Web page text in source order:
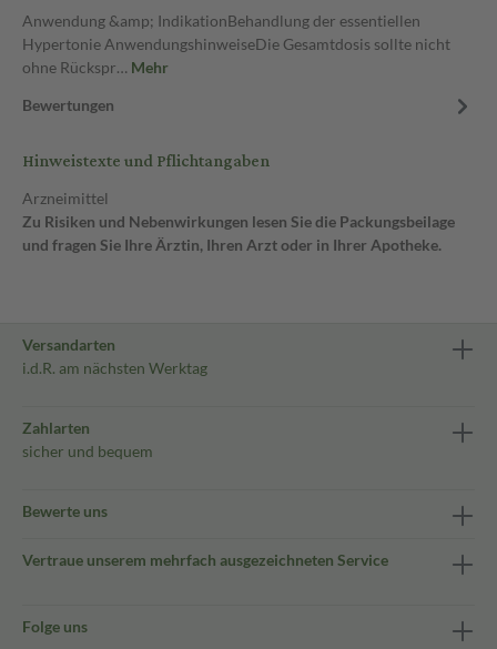
Anwendung &amp; IndikationBehandlung der essentiellen
Hypertonie AnwendungshinweiseDie Gesamtdosis sollte nicht
ohne Rückspr… Mehr
Bewertungen
Hinweistexte und Pflichtangaben
Arzneimittel
Zu Risiken und Nebenwirkungen lesen Sie die Packungsbeilage
und fragen Sie Ihre Ärztin, Ihren Arzt oder in Ihrer Apotheke.
Versandarten
i.d.R. am nächsten Werktag
Zahlarten
sicher und bequem
Bewerte uns
Vertraue unserem mehrfach ausgezeichneten Service
Folge uns